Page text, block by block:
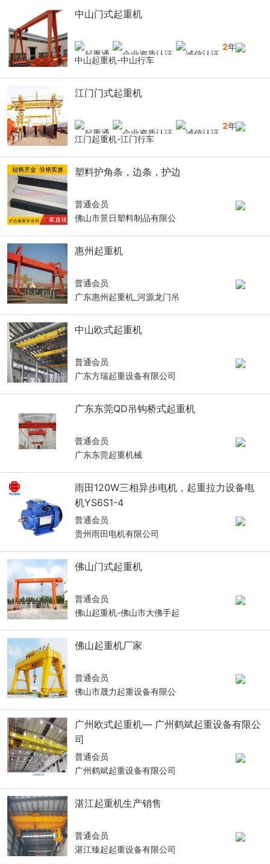
中山门式起重机
2年
中山起重机-中山行车
江门门式起重机
2年
江门起重机-江门行车
塑料护角条，边条，护边
普通会员
佛山市景日塑料制品有限公
惠州起重机
普通会员
广东惠州起重机_河源龙门吊
中山欧式起重机
普通会员
广东方瑞起重设备有限公司
广东东莞QD吊钩桥式起重机
普通会员
广东东莞起重机械
雨田120W三相异步电机，起重拉力设备电
机YS6S1-4
普通会员
贵州雨田电机有限公司
佛山门式起重机
普通会员
佛山起重机-佛山市大佛手起
佛山起重机厂家
普通会员
佛山市晟力起重设备有限公
广州欧式起重机— 广州鹤斌起重设备有限公
司
普通会员
广州鹤斌起重设备有限公司
湛江起重机生产销售
普通会员
湛江臻起起重设备有限公司